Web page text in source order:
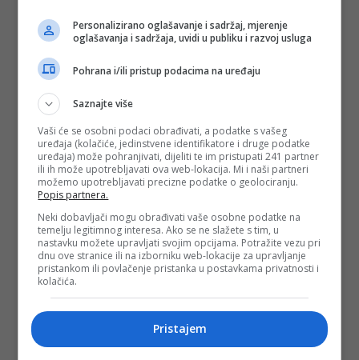
Personalizirano oglašavanje i sadržaj, mjerenje
oglašavanja i sadržaja, uvidi u publiku i razvoj usluga
Pohrana i/ili pristup podacima na uređaju
Saznajte više
Vaši će se osobni podaci obrađivati, a podatke s vašeg
uređaja (kolačiće, jedinstvene identifikatore i druge podatke
uređaja) može pohranjivati, dijeliti te im pristupati 241 partner
ili ih može upotrebljavati ova web-lokacija. Mi i naši partneri
možemo upotrebljavati precizne podatke o geolociranju.
Popis partnera.
Neki dobavljači mogu obrađivati vaše osobne podatke na
temelju legitimnog interesa. Ako se ne slažete s tim, u
nastavku možete upravljati svojim opcijama. Potražite vezu pri
dnu ove stranice ili na izborniku web-lokacije za upravljanje
pristankom ili povlačenje pristanka u postavkama privatnosti i
kolačića.
Pristajem